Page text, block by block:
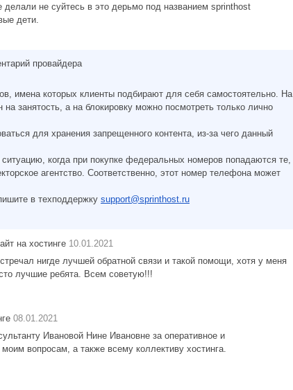
не суйтесь в это дерьмо под названием sprinthost
дети.
провайдера
имена которых клиенты подбирают для себя самостоятельно. На
занятость, а на блокировку можно посмотреть только лично
для хранения запрещенного контента, из-за чего данный
когда при покупке федеральных номеров попадаются те,
агентство. Соответственно, этот номер телефона может
в техподдержку support@sprinthost.ru
на хостинге 10.01.2021
нигде лучшей обратной связи и такой помощи, хотя у меня
лучшие ребята. Всем советую!!!
08.01.2021
Ивановой Нине Ивановне за оперативное и
вопросам, а также всему коллективу хостинга.